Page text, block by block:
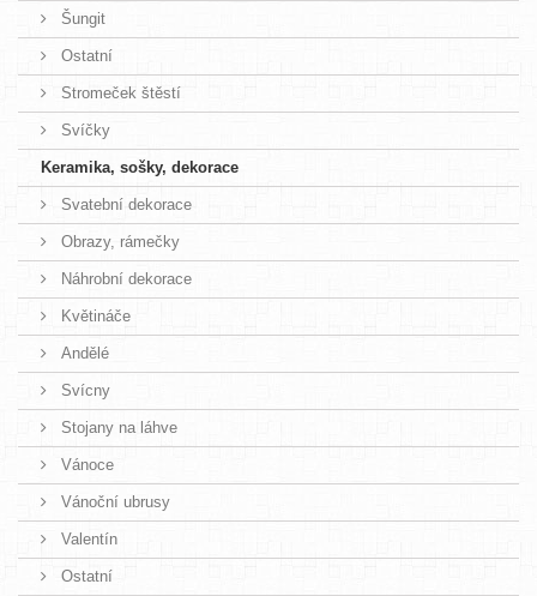
Šungit
Ostatní
Stromeček štěstí
Svíčky
Keramika, sošky, dekorace
Svatební dekorace
Obrazy, rámečky
Náhrobní dekorace
Květináče
Andělé
Svícny
Stojany na láhve
Vánoce
Vánoční ubrusy
Valentín
Ostatní